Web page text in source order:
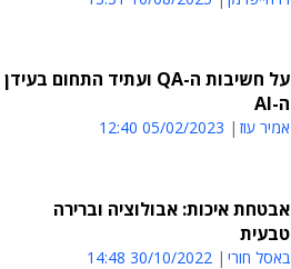
על חשיבות ה-QA ועתיד התחום בעידן
ה-AI
אמיר עוז 05/02/2023 12:40
אבטחת איכות: אבולוציה וברירה
טבעית
באסל חורי 30/10/2022 14:48